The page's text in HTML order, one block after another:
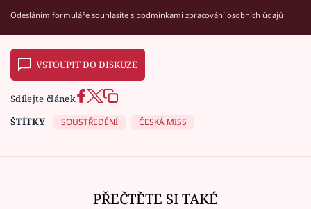
Odesláním formuláře souhlasíte s podmínkami zpracování osobních údajů
VSTOUPIT DO DISKUZE
Sdílejte článek
ŠTÍTKY
SOUSTŘEDĚNÍ ČESKÁ MISS
PŘEČTĚTE SI TAKÉ